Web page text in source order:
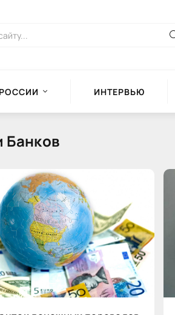
ИНТЕРВЬЮ
Банков